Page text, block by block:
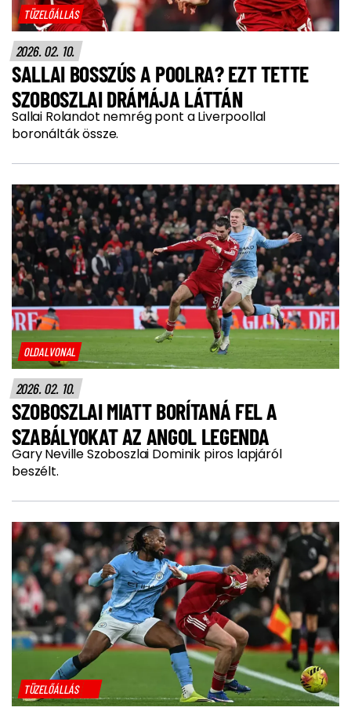
TÜZELŐÁLLÁS
2026. 02. 10.
SALLAI BOSSZÚS A POOLRA? EZT TETTE
SZOBOSZLAI DRÁMÁJA LÁTTÁN
Sallai Rolandot nemrég pont a Liverpoollal
boronálták össze.
OLDALVONAL
2026. 02. 10.
SZOBOSZLAI MIATT BORÍTANÁ FEL A
SZABÁLYOKAT AZ ANGOL LEGENDA
Gary Neville Szoboszlai Dominik piros lapjáról
beszélt.
TÜZELŐÁLLÁS